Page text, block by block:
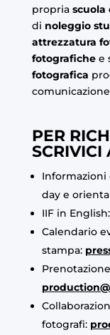
propria scuola
di noleggio
attrezzatura
fotografichee
fotografica
PER
SCRIVICI
Informazioni
day e
IIF in English:
Calendario
stampa:
fotografi: